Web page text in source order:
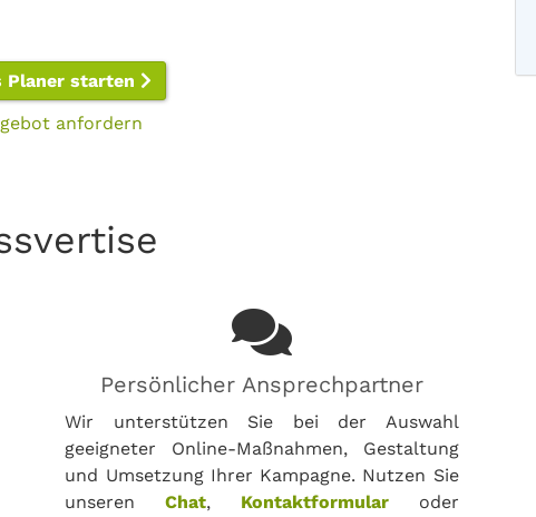
Planer starten
anfordern
Persönlicher Ansprechpartner
Wir unterstützen Sie bei der Auswahl
geeigneter Online-Maßnahmen, Gestaltung
und Umsetzung Ihrer Kampagne. Nutzen Sie
unserenChat, Kontaktformularoder